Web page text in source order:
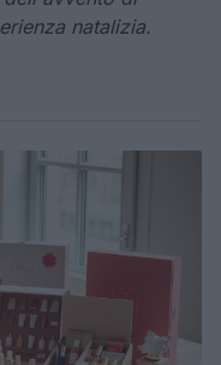
natalizia.